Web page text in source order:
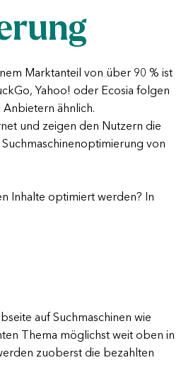
Marktanteil von über 90 % ist
Yahoo! oder Ecosia folgen
ähnlich.
und zeigen den Nutzern die
von
Inhalte optimiert werden? In
auf Suchmaschinen wie
Thema möglichst weit oben in
zuoberst die bezahlten